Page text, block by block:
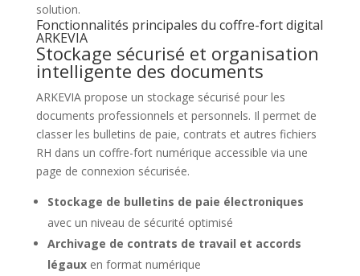
solution.
Fonctionnalités principales du coffre-fort digital
ARKEVIA
Stockage sécurisé et organisation
intelligente des documents
ARKEVIA propose un stockage sécurisé pour les
documents professionnels et personnels. Il permet de
classer les bulletins de paie, contrats et autres fichiers
RH dans un coffre-fort numérique accessible via une
page de connexion sécurisée.
Stockage de bulletins de paie électroniques
avec un niveau de sécurité optimisé
Archivage de contrats de travail et accords
légauxen format numérique